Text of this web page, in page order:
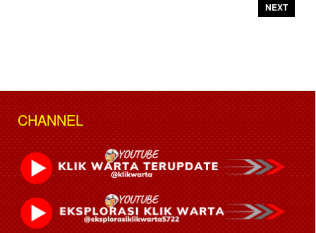
NEXT
CHANNEL